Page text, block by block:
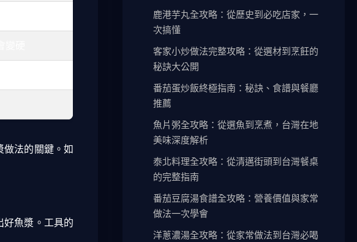
做法的關鍵。如
好魚漿。工具的
鹿港芋丸全攻略：從歷史到必吃店家，一
次搞懂
客家小炒做法完整攻略：從選材到烹飪的
秘訣大公開
番茄蛋炒飯終極指南：秘訣、食譜與餐廳
推薦
魚片粥全攻略：從選魚到烹煮，台灣在地
美味深度解析
泰北料理全攻略：從清邁街頭到台灣餐桌
的完整指南
番茄豆腐湯食譜全攻略：營養價值與家常
做法一次學會
洋蔥濃湯全攻略：從家常做法到台灣必喝